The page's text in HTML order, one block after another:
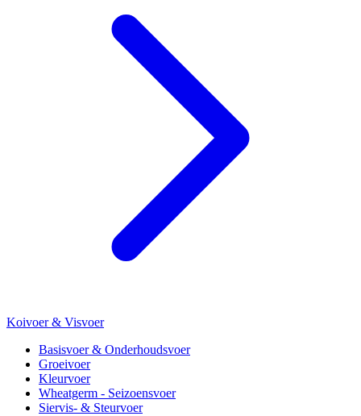
Koivoer & Visvoer
Basisvoer & Onderhoudsvoer
Groeivoer
Kleurvoer
Wheatgerm - Seizoensvoer
Siervis- & Steurvoer